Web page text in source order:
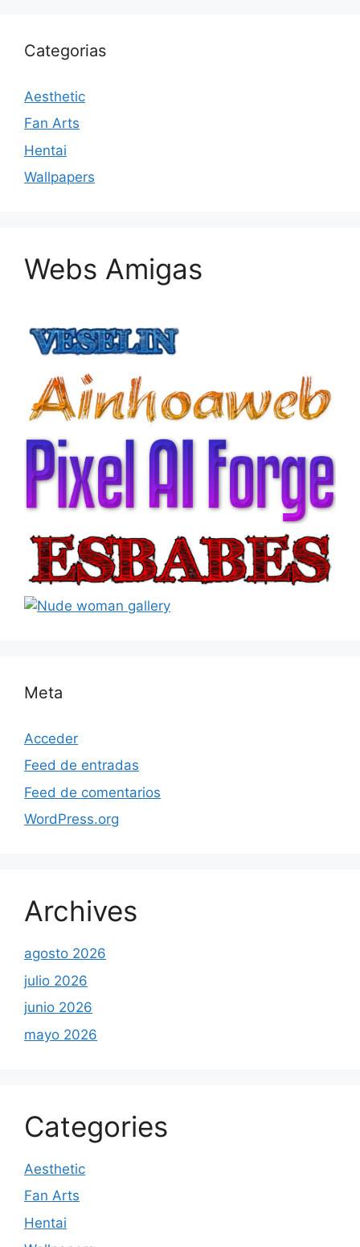
Categorias
Aesthetic
Fan Arts
Hentai
Wallpapers
Webs Amigas
Meta
Acceder
Feed de entradas
Feed de comentarios
WordPress.org
Archives
agosto 2026
julio 2026
junio 2026
mayo 2026
Categories
Aesthetic
Fan Arts
Hentai